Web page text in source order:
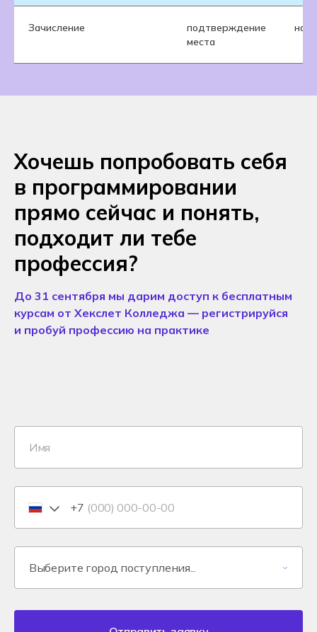
Зачисление
подтверждение
места
Хочешь попробовать себя
в программировании
прямо сейчас и понять,
подходит ли тебе
профессия?
До 31 сентября мы дарим доступ к бесплатным
курсам от Хекслет Колледжа — регистрируйся
и пробуй профессию на практике
+7